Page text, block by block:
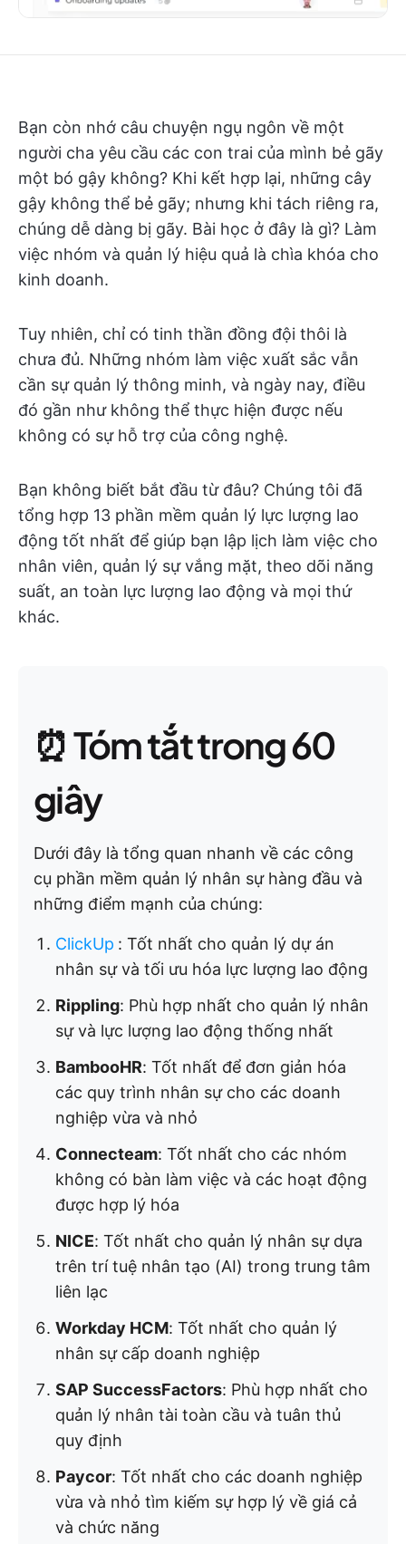
Bạn còn nhớ câu chuyện ngụ ngôn về một
người cha yêu cầu các con trai của mình bẻ gãy
một bó gậy không? Khi kết hợp lại, những cây
gậy không thể bẻ gãy; nhưng khi tách riêng ra,
chúng dễ dàng bị gãy. Bài học ở đây là gì? Làm
việc nhóm và quản lý hiệu quả là chìa khóa cho
kinh doanh.
Tuy nhiên, chỉ có tinh thần đồng đội thôi là
chưa đủ. Những nhóm làm việc xuất sắc vẫn
cần sự quản lý thông minh, và ngày nay, điều
đó gần như không thể thực hiện được nếu
không có sự hỗ trợ của công nghệ.
Bạn không biết bắt đầu từ đâu? Chúng tôi đã
tổng hợp 13 phần mềm quản lý lực lượng lao
động tốt nhất để giúp bạn lập lịch làm việc cho
nhân viên, quản lý sự vắng mặt, theo dõi năng
suất, an toàn lực lượng lao động và mọi thứ
khác.
⏰ Tóm tắt trong 60
giây
Dưới đây là tổng quan nhanh về các công
cụ phần mềm quản lý nhân sự hàng đầu và
những điểm mạnh của chúng:
ClickUp : Tốt nhất cho quản lý dự án
nhân sự và tối ưu hóa lực lượng lao động
Rippling: Phù hợp nhất cho quản lý nhân
sự và lực lượng lao động thống nhất
BambooHR: Tốt nhất để đơn giản hóa
các quy trình nhân sự cho các doanh
nghiệp vừa và nhỏ
Connecteam: Tốt nhất cho các nhóm
không có bàn làm việc và các hoạt động
được hợp lý hóa
NICE: Tốt nhất cho quản lý nhân sự dựa
trên trí tuệ nhân tạo (AI) trong trung tâm
liên lạc
Workday HCM: Tốt nhất cho quản lý
nhân sự cấp doanh nghiệp
SAP SuccessFactors: Phù hợp nhất cho
quản lý nhân tài toàn cầu và tuân thủ
quy định
Paycor: Tốt nhất cho các doanh nghiệp
vừa và nhỏ tìm kiếm sự hợp lý về giá cả
và chức năng